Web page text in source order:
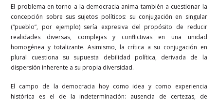
El problema en torno a la democracia anima también a cuestionar la
concepción sobre sus sujetos políticos: su conjugación en singular
(“pueblo”, por ejemplo) sería expresiva del propósito de reducir
realidades diversas, complejas y conflictivas en una unidad
homogénea y totalizante. Asimismo, la crítica a su conjugación en
plural cuestiona su supuesta debilidad política, derivada de la
dispersión inherente a su propia diversidad.
El campo de la democracia hoy como idea y como experiencia
histórica es el de la indeterminación: ausencia de certezas, de